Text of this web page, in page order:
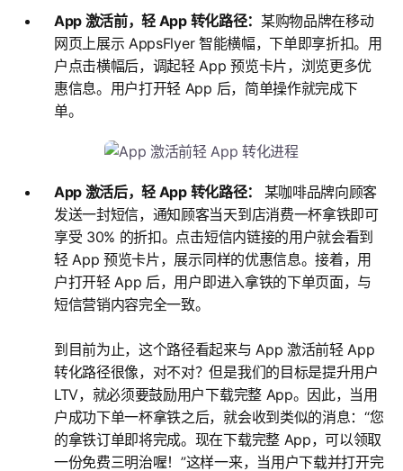
App 激活前，轻 App 转化路径： 某购物品牌在移动
网页上展示 AppsFlyer 智能横幅，下单即享折扣。用
户点击横幅后，调起轻 App 预览卡片，浏览更多优
惠信息。用户打开轻 App 后，简单操作就完成下
单。
App 激活后，轻 App 转化路径： 某咖啡品牌向顾客
发送一封短信，通知顾客当天到店消费一杯拿铁即可
享受 30% 的折扣。点击短信内链接的用户就会看到
轻 App 预览卡片，展示同样的优惠信息。接着，用
户打开轻 App 后，用户即进入拿铁的下单页面，与
短信营销内容完全一致。
到目前为止，这个路径看起来与 App 激活前轻 App
转化路径很像，对不对？但是我们的目标是提升用户
LTV，就必须要鼓励用户下载完整 App。因此，当用
户成功下单一杯拿铁之后，就会收到类似的消息：“您
的拿铁订单即将完成。现在下载完整 App，可以领取
一份免费三明治喔！”这样一来，当用户下载并打开完